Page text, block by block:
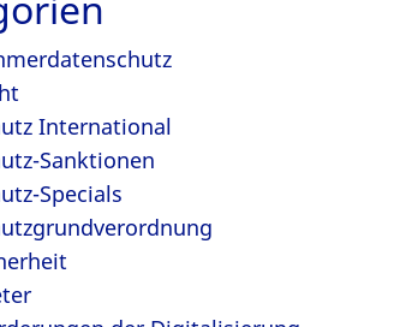
International
Sanktionen
Specials